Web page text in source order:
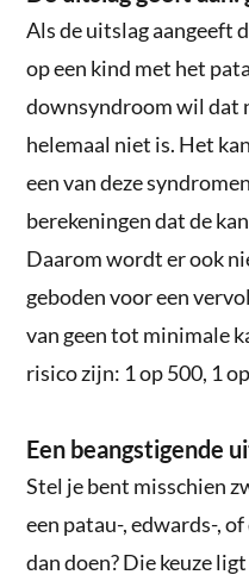
Als de uitslag aangeeft
op een kind met het
downsyndroom wil dat
helemaal niet is. Het
een van deze
berekeningen dat de
Daarom wordt er ook
geboden voor een
van geen tot minimale
risico zijn: 1 op 500, 1
Een beangstigende
Stel je bent misschien
een patau-, edwards-,
dan doen? Die keuze